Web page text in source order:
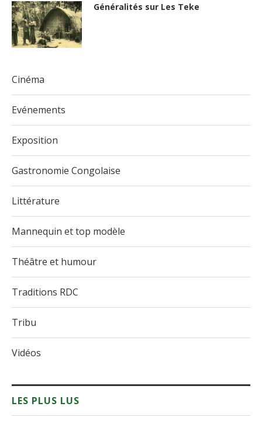
Généralités sur Les Teke
Cinéma
Evénements
Exposition
Gastronomie Congolaise
Littérature
Mannequin et top modèle
Théâtre et humour
Traditions RDC
Tribu
Vidéos
LES PLUS LUS